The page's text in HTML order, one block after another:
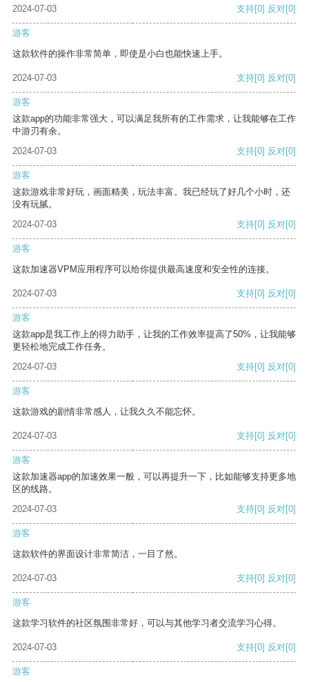
2024-07-03 支持[0] 反对[0]
游客
这款软件的操作非常简单，即使是小白也能快速上手。
2024-07-03 支持[0] 反对[0]
游客
这款app的功能非常强大，可以满足我所有的工作需求，让我能够在工作
中游刃有余。
2024-07-03
支持[0] 反对[0]
游客
这款游戏非常好玩，画面精美，玩法丰富。我已经玩了好几个小时，还
没有玩腻。
2024-07-03
支持[0] 反对[0]
游客
这款加速器VPM应用程序可以给你提供最高速度和安全性的连接。
2024-07-03 支持[0] 反对[0]
游客
这款app是我工作上的得力助手，让我的工作效率提高了50%，让我能够
更轻松地完成工作任务。
2024-07-03
支持[0] 反对[0]
游客
这款游戏的剧情非常感人，让我久久不能忘怀。
2024-07-03 支持[0] 反对[0]
游客
这款加速器app的加速效果一般，可以再提升一下，比如能够支持更多地
区的线路。
2024-07-03
支持[0] 反对[0]
游客
这款软件的界面设计非常简洁，一目了然。
2024-07-03 支持[0] 反对[0]
游客
这款学习软件的社区氛围非常好，可以与其他学习者交流学习心得。
2024-07-03 支持[0] 反对[0]
游客